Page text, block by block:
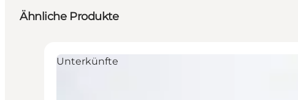
Ähnliche Produkte
Unterkünfte